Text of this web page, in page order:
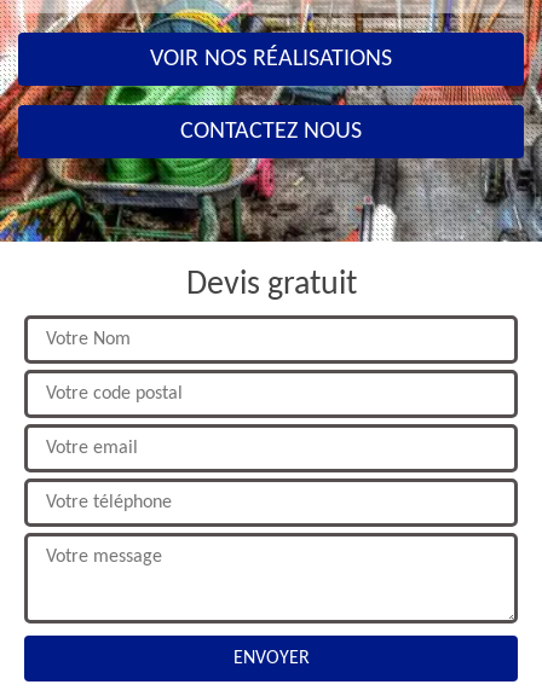
VOIR NOS RÉALISATIONS
CONTACTEZ NOUS
Devis gratuit